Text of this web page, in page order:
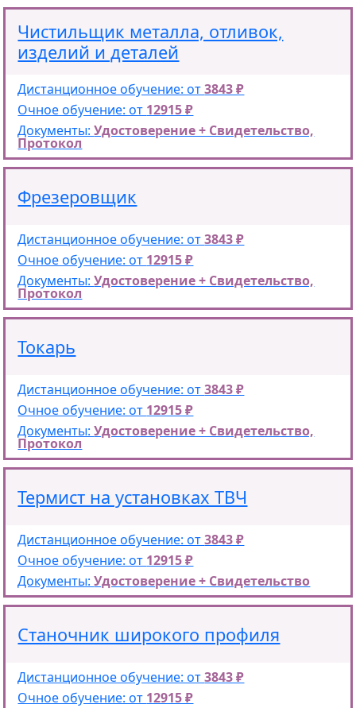
Чистильщик металла, отливок,
изделий и деталей
Дистанционное обучение: от3843 ₽
Очное обучение: от 12915 ₽
Документы:Удостоверение + Свидетельство,
Протокол
Фрезеровщик
Дистанционное обучение: от3843 ₽
Очное обучение: от 12915 ₽
Документы:Удостоверение + Свидетельство,
Протокол
Токарь
Дистанционное обучение: от3843 ₽
Очное обучение: от 12915 ₽
Документы:Удостоверение + Свидетельство,
Протокол
Термист на установках ТВЧ
Дистанционное обучение: от3843 ₽
Очное обучение: от 12915 ₽
Документы:Удостоверение + Свидетельство
Станочник широкого профиля
Дистанционное обучение: от3843 ₽
Очное обучение: от 12915 ₽